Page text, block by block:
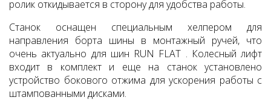
ролик откидывается в сторону для удобства работы.
Станок оснащен специальным хелпером для
направления борта шины в монтажный ручей, что
очень актуально для шин RUN FLAT . Колесный лифт
входит в комплект и еще на станок установлено
устройство бокового отжима для ускорения работы с
штампованными дисками.